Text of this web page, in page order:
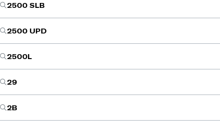
2500 SLB
2500 UPD
2500L
29
2B